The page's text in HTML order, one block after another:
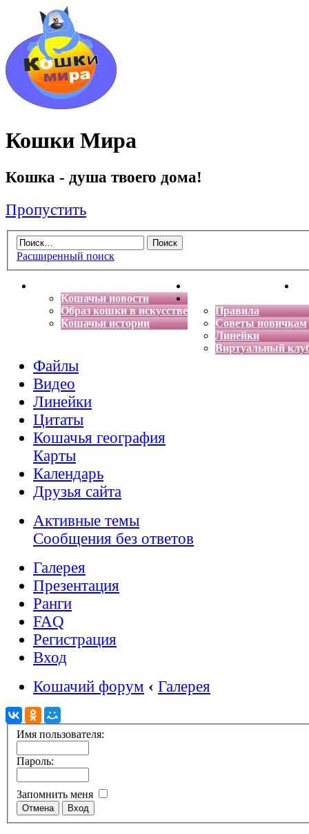
Кошки Мира
Кошка - душа твоего дома!
Пропустить
Расширенный поиск
Кошачьи новости
Образ кошки в искусстве
Кошачьи истории
Энциклопедия кошек
Правила
Советы новичкам
Линейки
Виртуальный
Файлы
Видео
Линейки
Цитаты
Кошачья география
Карты
Календарь
Друзья сайта
Активные темы
Сообщения без ответов
Галерея
Презентация
Ранги
FAQ
Регистрация
Вход
Кошачий форум ‹ Галерея
Имя пользователя:
Пароль:
Запомнить меня